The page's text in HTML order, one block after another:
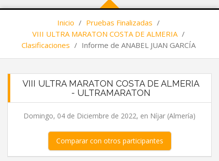
Inicio / Pruebas Finalizadas /
VIII ULTRA MARATON COSTA DE ALMERIA /
Clasificaciones / Informe de ANABEL JUAN GARCÍA
VIII ULTRA MARATON COSTA DE ALMERIA
- ULTRAMARATON
Domingo, 04 de Diciembre de 2022, en Níjar (Almería)
Comparar con otros participantes